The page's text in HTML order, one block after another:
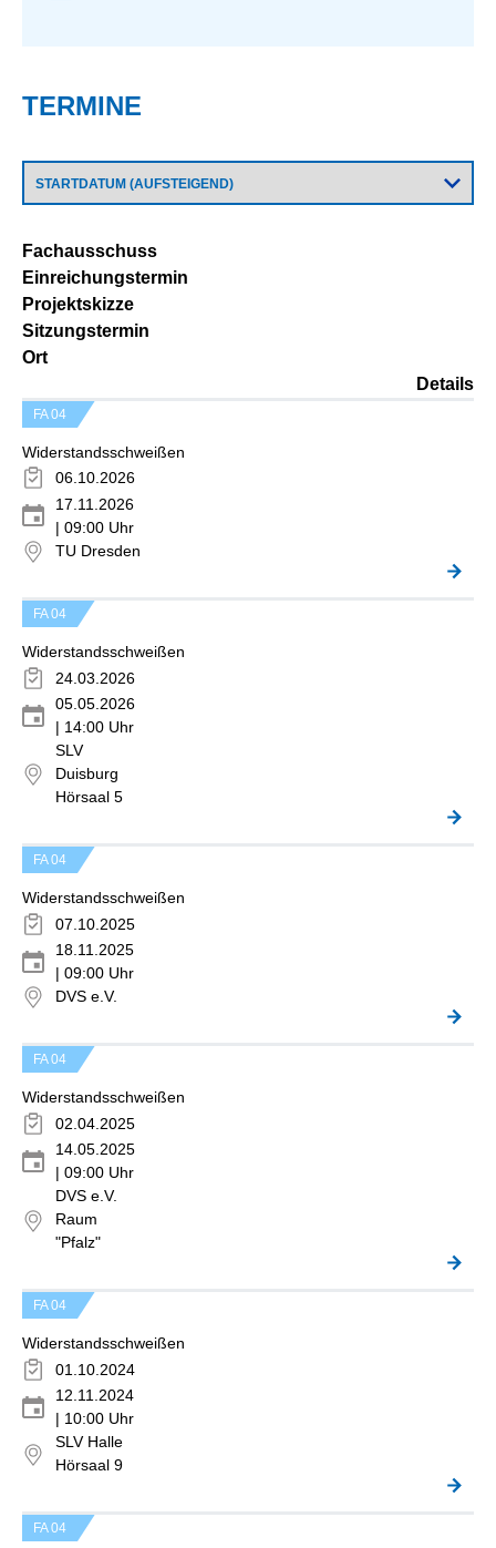
TERMINE
Fachausschuss
Einreichungstermin
Projektskizze
Sitzungstermin
Ort
Details
FA 04
Widerstandsschweißen
06.10.2026
17.11.2026
| 09:00 Uhr
TU Dresden
FA 04
Widerstandsschweißen
24.03.2026
05.05.2026
| 14:00 Uhr
SLV
Duisburg
Hörsaal 5
FA 04
Widerstandsschweißen
07.10.2025
18.11.2025
| 09:00 Uhr
DVS e.V.
FA 04
Widerstandsschweißen
02.04.2025
14.05.2025
| 09:00 Uhr
DVS e.V.
Raum
"Pfalz"
FA 04
Widerstandsschweißen
01.10.2024
12.11.2024
| 10:00 Uhr
SLV Halle
Hörsaal 9
FA 04